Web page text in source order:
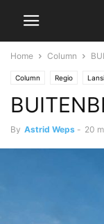
Home Column
Column Regio
By Astrid Weps - 20